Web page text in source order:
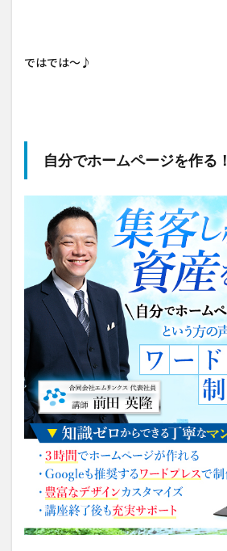
ではでは～♪
自分でホームページを作る！